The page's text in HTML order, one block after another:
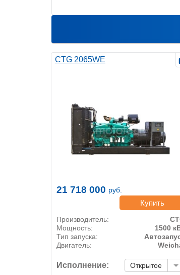
CTG 2065WE
21 718 000 руб.
Купить
Производитель:
Мощность:
1500
Тип запуска:
Двигатель:
Исполнение: Открытое